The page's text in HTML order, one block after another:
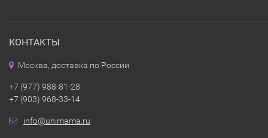
КОНТАКТЫ
Москва, доставка по России
+7 (977) 988-81-28
+7 (903) 968-33-14
info@unimama.ru